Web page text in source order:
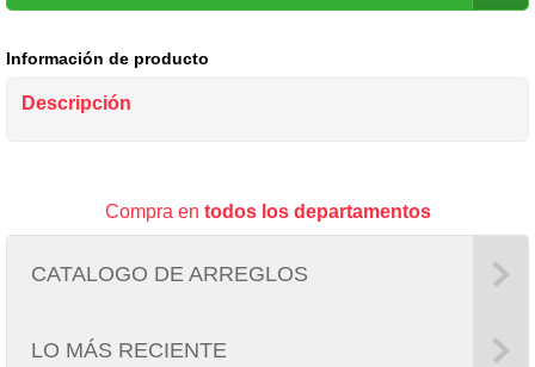
Información de producto
Descripción
Compra en todos los departamentos
CATALOGO DE ARREGLOS
LO MÁS RECIENTE